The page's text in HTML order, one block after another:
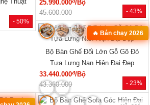
Sồi Đa
Giá Rẻ
MÃ: 2686
Tủ Quần Áo Hiện Đại Gỗ Công
Nghiệp Màu Nâu Đẹp Giá Rẻ...
đ